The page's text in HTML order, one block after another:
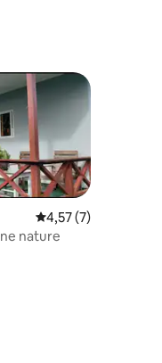
commentaires : 5 sur 5
Évaluation
4,57 (7)
nature